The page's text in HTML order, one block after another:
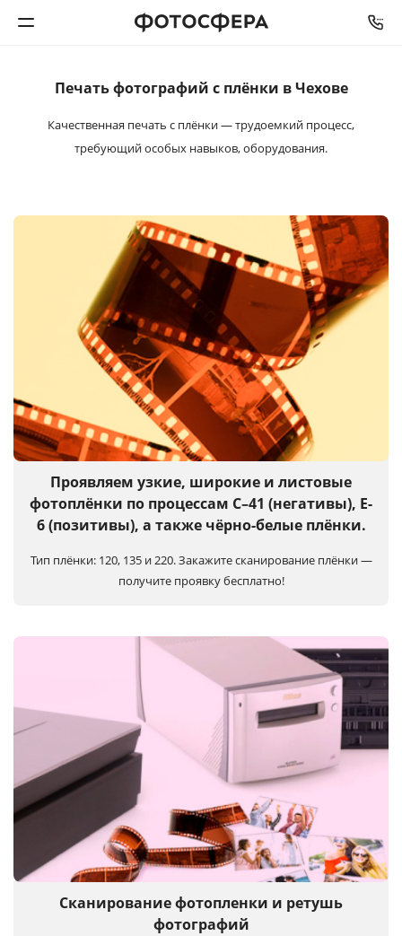
Печать фото
Интерьерная печать
Багетная мастерская
Услуги и сервис
Печать фотографий с плёнки в Чехове
Качественная печать с плёнки — трудоемкий процесс,
требующий особых навыков, оборудования.
Проявляем узкие, широкие и листовые
фотоплёнки по процессам C–41 (негативы), E-
6 (позитивы), а также чёрно-белые плёнки.
Тип плёнки: 120, 135 и 220.Закажите сканирование плёнки —
получите проявку бесплатно!
Сканирование фотопленки и ретушь
фотографий